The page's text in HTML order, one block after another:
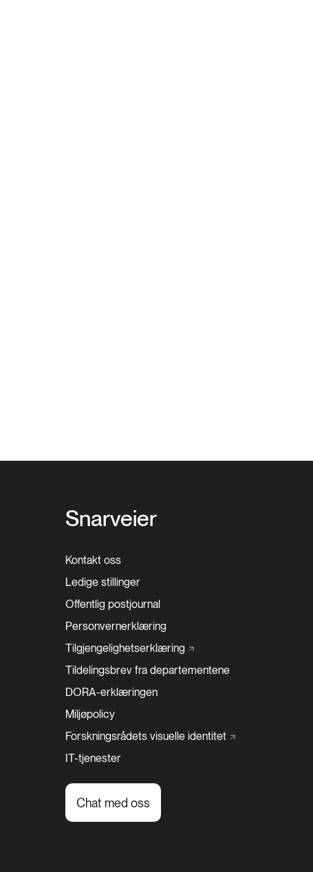
Snarveier
Kontakt oss
Ledige stillinger
Offentlig postjournal
Personvernerklæring
Tilgjengelighetserklæring
Tildelingsbrev fra departementene
DORA-erklæringen
Miljøpolicy
Forskningsrådets visuelle identitet
IT-tjenester
Chat med oss